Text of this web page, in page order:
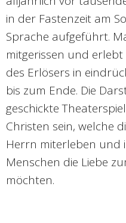
in der Fastenzeit am
Sprache aufgeführt.
mitgerissen und
des Erlösers in
bis zum Ende. Die
geschickte
Christen sein, welche
Herrn miterleben und
Menschen die Liebe
möchten.